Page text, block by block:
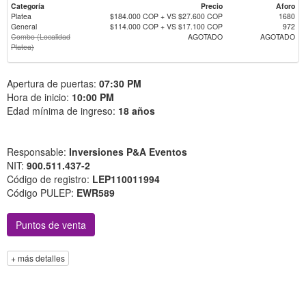
Categoría Precio
Aforo
Platea
$184.000 COP + VS $27.600 COP
1680
General
$114.000 COP + VS $17.100 COP
972
Combo (Localidad
Platea)
AGOTADO AGOTADO
Apertura de puertas: 07:30 PM
Hora de inicio: 10:00 PM
Edad mínima de ingreso: 18 años
Responsable: Inversiones P&A Eventos
NIT: 900.511.437-2
Código de registro: LEP110011994
Código PULEP: EWR589
Puntos de venta
+ más detalles